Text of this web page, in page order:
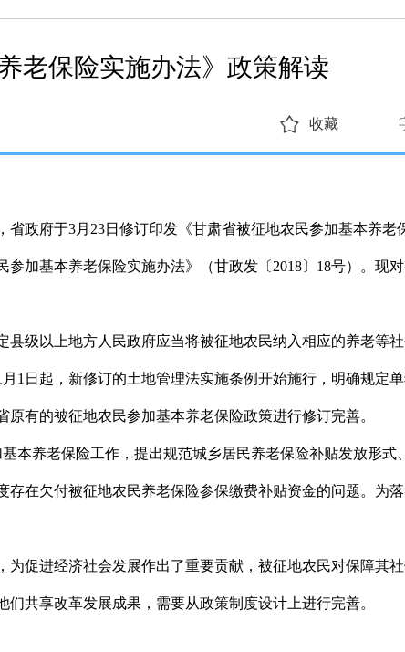
老保险实施办法》政策解读
收藏
政府于3月23日修订印发《甘肃省被征地农民参加基本养老
加基本养老保险实施办法》（甘政发〔2018〕18号）。现
级以上地方人民政府应当将被征地农民纳入相应的养老等
1日起，新修订的土地管理法实施条例开始施行，明确规定
有的被征地农民参加基本养老保险政策进行修订完善。
本养老保险工作，提出规范城乡居民养老保险补贴发放形式
在欠付被征地农民养老保险参保缴费补贴资金的问题。为
促进经济社会发展作出了重要贡献，被征地农民对保障其
共享改革发展成果，需要从政策制度设计上进行完善。